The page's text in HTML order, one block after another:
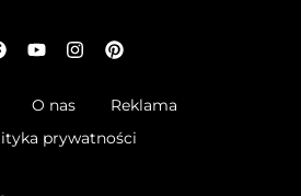
O nas
Reklama
prywatności